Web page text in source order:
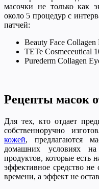
масочки не только как
около 5 процедур с
патчей:
Beauty Face
TETe Cosmeceutical
Purederm Collagen
Рецепты масок
Для тех, кто отдает
собственноручно
кожей, предлагаются
домашних условиях
продуктов, которые есть
эффективное средство
времени, а эффект не